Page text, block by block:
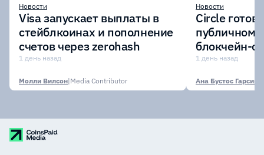
Новости
Visa запускает выплаты в
стейблкоинах и пополнение
счетов через zerohash
1 день назад
Молли Вилсон|Media Contributor
Новости
Circle
публичному
блокчейн-
участии
1 день назад
Ана Бустос Гарсия